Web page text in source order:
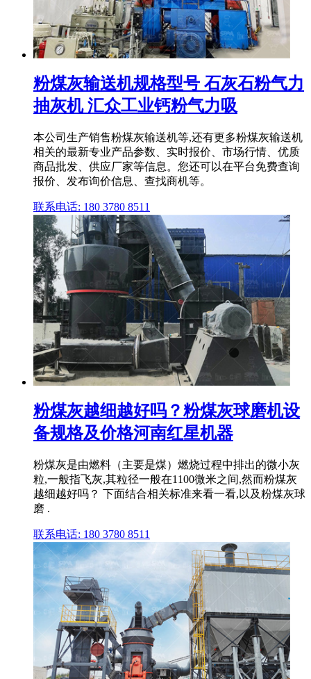
粉煤灰输送机规格型号 石灰石粉气力
抽灰机 汇众工业钙粉气力吸
本公司生产销售粉煤灰输送机等,还有更多粉煤灰输送机
相关的最新专业产品参数、实时报价、市场行情、优质
商品批发、供应厂家等信息。您还可以在平台免费查询
报价、发布询价信息、查找商机等。
联系电话: 180 3780 8511
粉煤灰越细越好吗？粉煤灰球磨机设
备规格及价格河南红星机器
粉煤灰是由燃料（主要是煤）燃烧过程中排出的微小灰
粒,一般指飞灰,其粒径一般在1100微米之间,然而粉煤灰
越细越好吗？ 下面结合相关标准来看一看,以及粉煤灰球
磨 .
联系电话: 180 3780 8511